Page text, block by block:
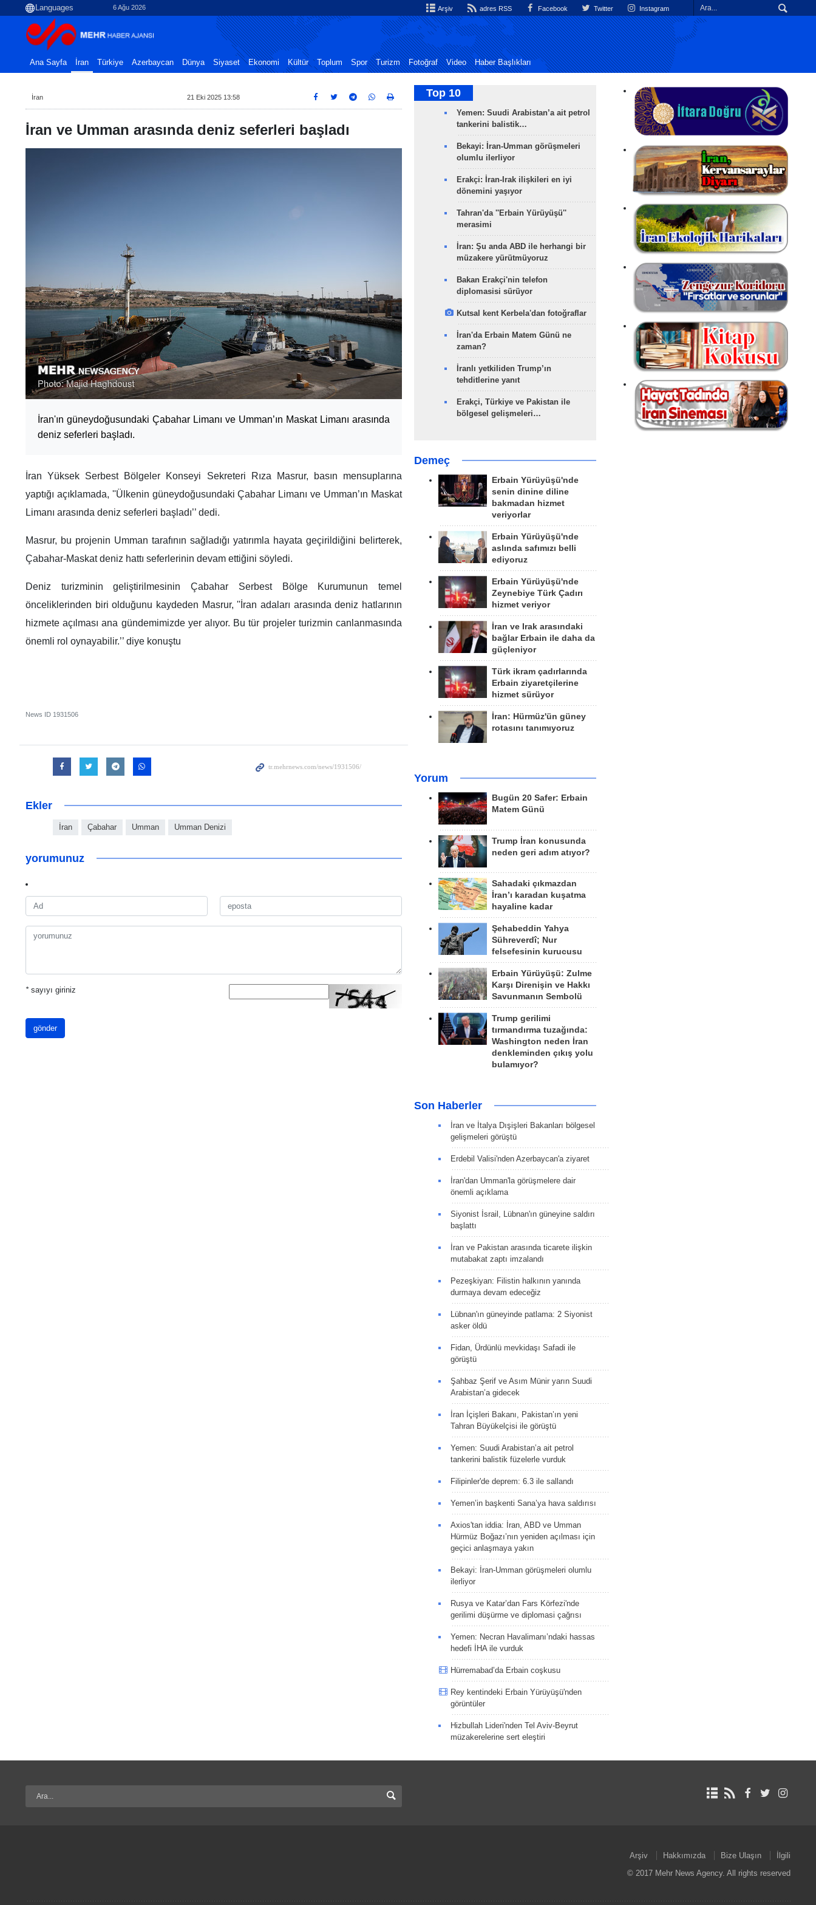
6 Ağu 2026 Arşiv adres RSS Facebook Twitter Instagram
Ana Sayfa İran Türkiye Azerbaycan Dünya Siyaset Ekonomi Kültür Toplum Spor Turizm Fotoğraf Video Haber Başlıkları
İran 21 Eki 2025 13:58
İran ve Umman arasında deniz seferleri başladı
İran'ın güneydoğusundaki Çabahar Limanı ve Umman’ın Maskat Limanı arasında
deniz seferleri başladı.
İran Yüksek Serbest Bölgeler Konseyi Sekreteri Rıza Masrur, basın mensuplarına
yaptığı açıklamada, ''Ülkenin güneydoğusundaki Çabahar Limanı ve Umman’ın Maskat
Limanı arasında deniz seferleri başladı’’ dedi.
Masrur, bu projenin Umman tarafının sağladığı yatırımla hayata geçirildiğini belirterek,
Çabahar-Maskat deniz hattı seferlerinin devam ettiğini söyledi.
Deniz turizminin geliştirilmesinin Çabahar Serbest Bölge Kurumunun temel
önceliklerinden biri olduğunu kaydeden Masrur, ''İran adaları arasında deniz hatlarının
hizmete açılması ana gündemimizde yer alıyor. Bu tür projeler turizmin canlanmasında
önemli rol oynayabilir.’’ diye konuştu
News ID 1931506
Ekler
İran Çabahar Umman Umman Denizi
yorumunuz
*sayıyı giriniz
gönder
Top 10
Yemen: Suudi Arabistan’a ait petrol
tankerini balistik…
Bekayi: İran-Umman görüşmeleri
olumlu ilerliyor
Erakçi: İran-Irak ilişkileri en iyi
dönemini yaşıyor
Tahran'da ''Erbain Yürüyüşü''
merasimi
İran: Şu anda ABD ile herhangi bir
müzakere yürütmüyoruz
Bakan Erakçi'nin telefon
diplomasisi sürüyor
Kutsal kent Kerbela'dan fotoğraflar
İran'da Erbain Matem Günü ne
zaman?
İranlı yetkiliden Trump’ın
tehditlerine yanıt
Erakçi, Türkiye ve Pakistan ile
bölgesel gelişmeleri…
Demeç
Erbain Yürüyüşü'nde
senin dinine diline
bakmadan hizmet
veriyorlar
Erbain Yürüyüşü'nde
aslında safımızı belli
ediyoruz
Erbain Yürüyüşü'nde
Zeynebiye Türk Çadırı
hizmet veriyor
İran ve Irak arasındaki
bağlar Erbain ile daha da
güçleniyor
Türk ikram çadırlarında
Erbain ziyaretçilerine
hizmet sürüyor
İran: Hürmüz'ün güney
rotasını tanımıyoruz
Yorum
Bugün 20 Safer: Erbain
Matem Günü
Trump İran konusunda
neden geri adım atıyor?
Sahadaki çıkmazdan
İran’ı karadan kuşatma
hayaline kadar
Şehabeddin Yahya
Sühreverdî; Nur
felsefesinin kurucusu
Erbain Yürüyüşü: Zulme
Karşı Direnişin ve Hakkı
Savunmanın Sembolü
Trump gerilimi
tırmandırma tuzağında:
Washington neden İran
denkleminden çıkış yolu
bulamıyor?
Son Haberler
İran ve İtalya Dışişleri Bakanları bölgesel
gelişmeleri görüştü
Erdebil Valisi'nden Azerbaycan'a ziyaret
İran'dan Umman'la görüşmelere dair
önemli açıklama
Siyonist İsrail, Lübnan'ın güneyine saldırı
başlattı
İran ve Pakistan arasında ticarete ilişkin
mutabakat zaptı imzalandı
Pezeşkiyan: Filistin halkının yanında
durmaya devam edeceğiz
Lübnan'ın güneyinde patlama: 2 Siyonist
asker öldü
Fidan, Ürdünlü mevkidaşı Safadi ile
görüştü
Şahbaz Şerif ve Asım Münir yarın Suudi
Arabistan’a gidecek
İran İçişleri Bakanı, Pakistan’ın yeni
Tahran Büyükelçisi ile görüştü
Yemen: Suudi Arabistan’a ait petrol
tankerini balistik füzelerle vurduk
Filipinler'de deprem: 6.3 ile sallandı
Yemen’in başkenti Sana’ya hava saldırısı
Axios'tan iddia: İran, ABD ve Umman
Hürmüz Boğazı’nın yeniden açılması için
geçici anlaşmaya yakın
Bekayi: İran-Umman görüşmeleri olumlu
ilerliyor
Rusya ve Katar’dan Fars Körfezi'nde
gerilimi düşürme ve diplomasi çağrısı
Yemen: Necran Havalimanı’ndaki hassas
hedefi İHA ile vurduk
Hürremabad’da Erbain coşkusu
Rey kentindeki Erbain Yürüyüşü'nden
görüntüler
Hizbullah Lideri'nden Tel Aviv-Beyrut
müzakerelerine sert eleştiri
Arşiv Hakkımızda Bize Ulaşın
İlgili
© 2017 Mehr News Agency. All rights reserved